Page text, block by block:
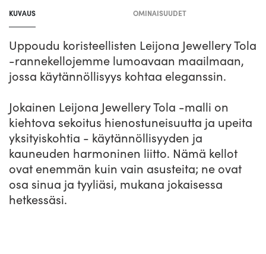
koriin
KUVAUS OMINAISUUDET
Uppoudu koristeellisten Leijona Jewellery Tola
-rannekellojemme lumoavaan maailmaan,
jossa käytännöllisyys kohtaa eleganssin.
Jokainen Leijona Jewellery Tola -malli on
kiehtova sekoitus hienostuneisuutta ja upeita
yksityiskohtia - käytännöllisyyden ja
kauneuden harmoninen liitto. Nämä kellot
ovat enemmän kuin vain asusteita; ne ovat
osa sinua ja tyyliäsi, mukana jokaisessa
hetkessäsi.